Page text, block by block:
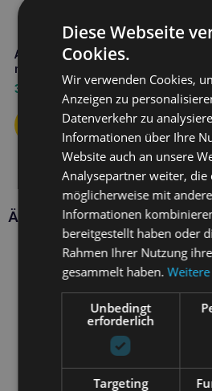
Amiplay infini Automatik-Leine
mit Gehege Safari M Leopard
33,60
Ähnliche Produkte
Diese Webseite
Cookies.
Wir verwenden Cookies,
Anzeigen zu
Datenverkehr zu
Informationen über Ihre
Website auch an unsere
Analysepartner weiter, die
möglicherweise mit
Informationen
bereitgestellt haben oder
Rahmen Ihrer Nutzung
gesammelt haben.
Unbedingt
erforderlich
Targeting